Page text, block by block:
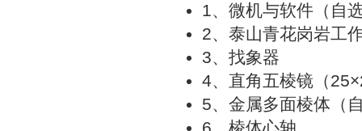
1、微机与软件（自
2、泰山青花岗岩工
3、找象器
4、直角五棱镜（
5、金属多面棱体（